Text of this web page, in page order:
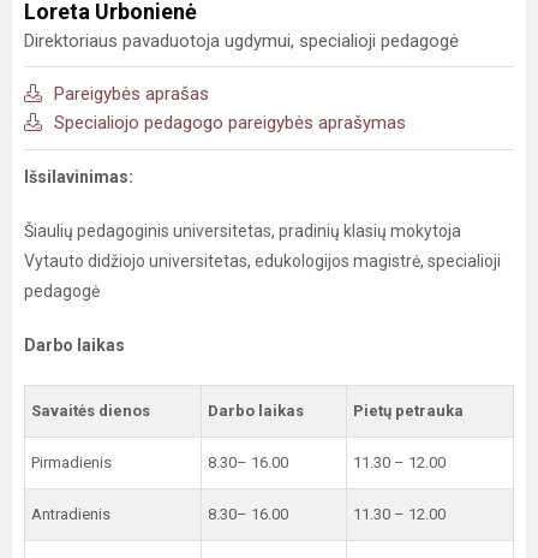
Loreta Urbonienė
Direktoriaus pavaduotoja ugdymui, specialioji pedagogė
Pareigybės aprašas
Specialiojo pedagogo pareigybės aprašymas
Išsilavinimas:
Šiaulių pedagoginis universitetas, pradinių klasių mokytoja
Vytauto didžiojo universitetas, edukologijos magistrė, specialioji
pedagogė
Darbo laikas
Savaitės dienos Darbo laikas Pietų petrauka
Pirmadienis 8.30– 16.00 11.30 – 12.00
Antradienis 8.30– 16.00 11.30 – 12.00